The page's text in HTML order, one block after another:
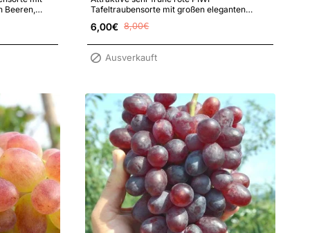
Beeren,
Resi..
Tafeltraubensorte mit großen eleganten
Trauben und Beeren, angenehmen
Geschmack und hohe..
6,00€ 8,00€
Ausverkauft